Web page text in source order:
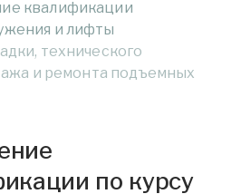
квалификации
и лифты
технического
и ремонта подъемных
по курсу